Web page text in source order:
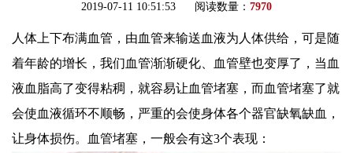
会员中心
2019-07-11 10:51:53 阅读数量： 7970
人体上下布满血管，由血管来输送血液为人体供给，可是随
着年龄的增长，我们血管渐渐硬化、血管壁也变厚了，当血
液血脂高了变得粘稠，就容易让血管堵塞，而血管堵塞了就
会使血液循环不顺畅，严重的会使身体各个器官缺氧缺血，
让身体损伤。血管堵塞，一般会有这3个表现：